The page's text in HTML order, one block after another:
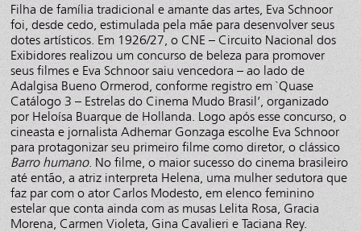
Filha de família tradicional e amante das artes, Eva Schnoor
foi, desde cedo, estimulada pela mãe para desenvolver seus
dotes artísticos. Em 1926/27, o CNE – Circuito Nacional dos
Exibidores realizou um concurso de beleza para promover
seus filmes e Eva Schnoor saiu vencedora – ao lado de
Adalgisa Bueno Ormerod, conforme registro em `Quase
Catálogo 3 – Estrelas do Cinema Mudo Brasil’, organizado
por Heloísa Buarque de Hollanda. Logo após esse concurso, o
cineasta e jornalista Adhemar Gonzaga escolhe Eva Schnoor
para protagonizar seu primeiro filme como diretor, o clássico
Barro humano. No filme, o maior sucesso do cinema brasileiro
até então, a atriz interpreta Helena, uma mulher sedutora que
faz par com o ator Carlos Modesto, em elenco feminino
estelar que conta ainda com as musas Lelita Rosa, Gracia
Morena, Carmen Violeta, Gina Cavalieri e Taciana Rey.